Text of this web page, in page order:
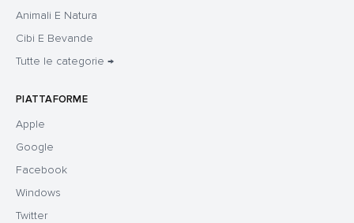
Animali E Natura
Cibi E Bevande
Tutte le categorie →
PIATTAFORME
Apple
Google
Facebook
Windows
Twitter